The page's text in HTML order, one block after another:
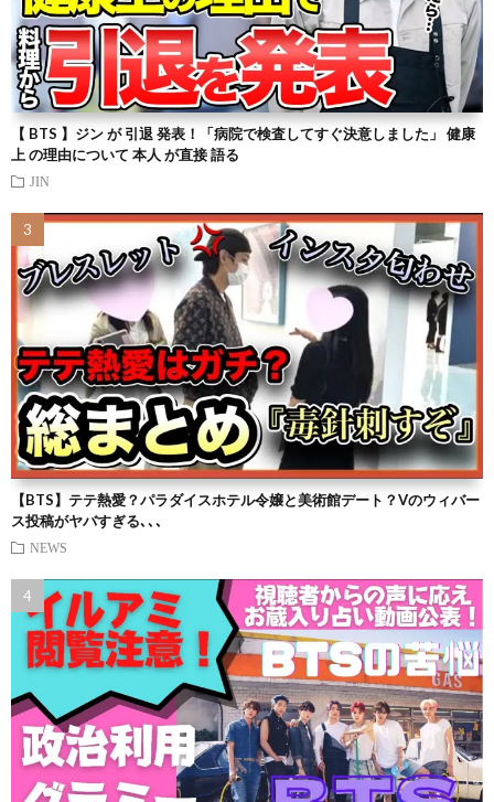
【 BTS 】ジン が 引退 発表！「病院で検査してすぐ決意しました」 健康
上 の理由について 本人 が直接 語る
JIN
【BTS】テテ熱愛？パラダイスホテル令嬢と美術館デート？Vのウィバー
ス投稿がヤバすぎる､､､
NEWS